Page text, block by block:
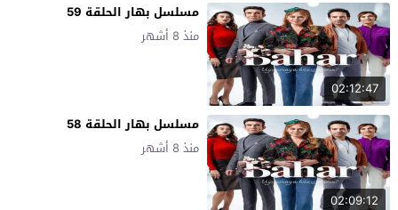
02:12:47
مسلسل بهار الحلقة 59
منذ 8 أشهر
02:09:12
مسلسل بهار الحلقة 58
منذ 8 أشهر